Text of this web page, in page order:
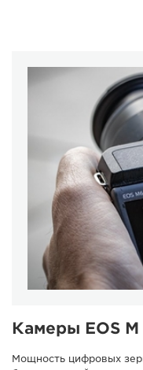
Камеры EOS M
Мощность цифровых